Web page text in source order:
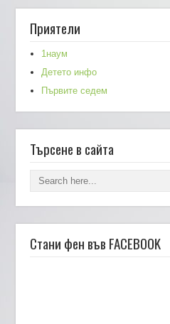
Приятели
1наум
Детето инфо
Първите седем
Търсене в сайта
Стани фен във FACEBOOK